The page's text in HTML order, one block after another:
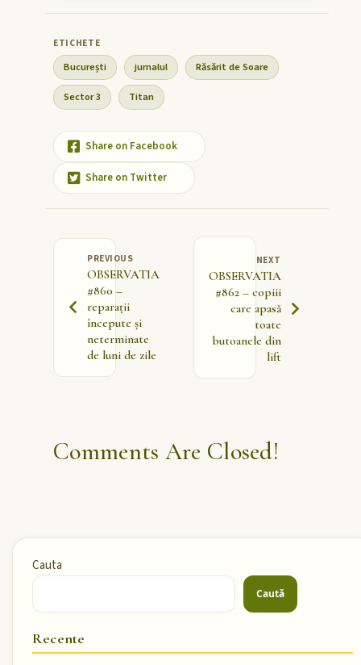
București jurnalul Răsărit de Soare
Sector 3 Titan
Share on Facebook
Share on Twitter
PREVIOUS
OBSERVATIA
#860 –
reparații
începute și
neterminate
de luni de zile
NEXT
OBSERVATIA
#862 – copiii
care apasă
toate
butoanele din
lift
Comments Are Closed!
Cauta
Caută
Recente